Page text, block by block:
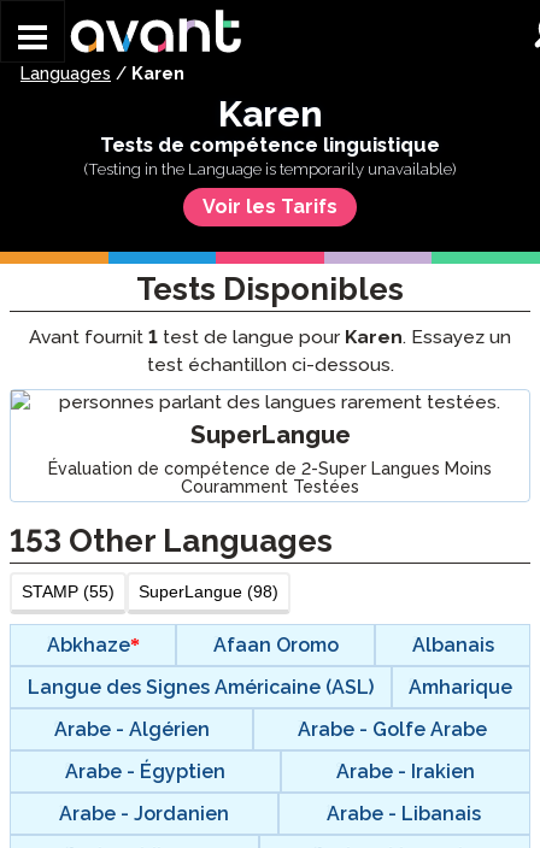
Languages / Karen
Karen
Tests de compétence linguistique
Voir les Tarifs
Tests Disponibles
Avant fournit 1 test de langue pour Karen. Essayez un
test échantillon ci-dessous.
SuperLangue
Évaluation de compétence de 2-Super Langues Moins
Couramment Testées
153 Other Languages
STAMP (55) SuperLangue (98)
Abkhaze Afaan Oromo
Albanais
Langue des Signes Américaine (ASL)
Amharique
Arabe - Algérien
Arabe - Golfe Arabe
Arabe - Égyptien
Arabe - Irakien
Arabe - Jordanien
Arabe - Libanais